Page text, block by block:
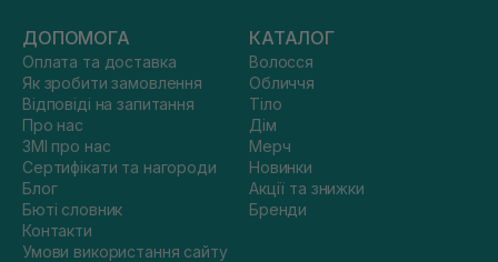
ДОПОМОГА
Оплата та доставка
Як зробити замовлення
Відповіді на запитання
Про нас
ЗМІ про нас
Сертифікати та нагороди
Блог
Бюті словник
Контакти
Умови використання сайту
КАТАЛОГ
Волосся
Обличчя
Тіло
Дім
Мерч
Новинки
Акції та знижки
Бренди